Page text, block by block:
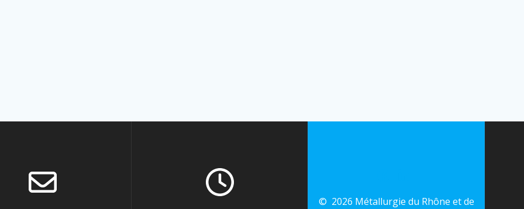
© 2026 Métallurgie du Rhône et de